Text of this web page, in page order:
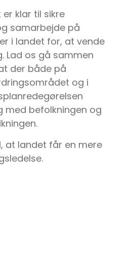
klar til sikre
samarbejde på
i landet for, at vende
Lad os gå sammen
der både på
og i
med befolkningen og
at landet får en mere